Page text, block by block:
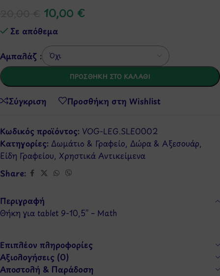
10,00 €
Σε απόθεμα
Αμπαλάζ :
ΠΡΟΣΘΉΚΗ ΣΤΟ ΚΑΛΆΘΙ
Σύγκριση Προσθήκη στη Wishlist
Κωδικός προϊόντος: VOG-LEG.SLE0002
Κατηγορίες: Δωμάτιο & Γραφείο, Δώρα & Αξεσουάρ,
Είδη Γραφείου, Χρηστικά Αντικείμενα
Share:
Περιγραφή
Θήκη για tablet 9-10,5″ – Math
Επιπλέον πληροφορίες
Αξιολογήσεις (0)
Αποστολή & Παράδοση